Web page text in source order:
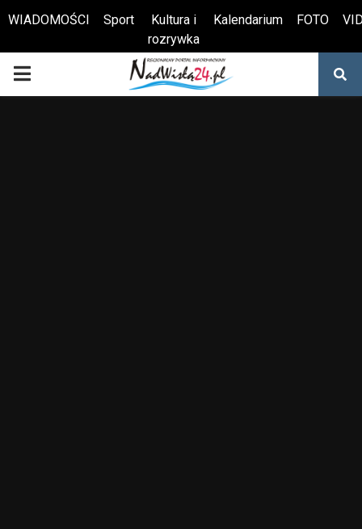
Otwórz pasek narzędzi
WIADOMOŚCI Sport
Kultura i
rozrywka
Kalendarium FOTO
PRIMARY